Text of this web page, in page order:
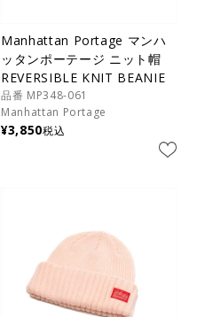
Manhattan Portage マンハ
ッタンポーテージ ニット帽
REVERSIBLE KNIT BEANIE
品番 MP348-061
Manhattan Portage
¥3,850税込